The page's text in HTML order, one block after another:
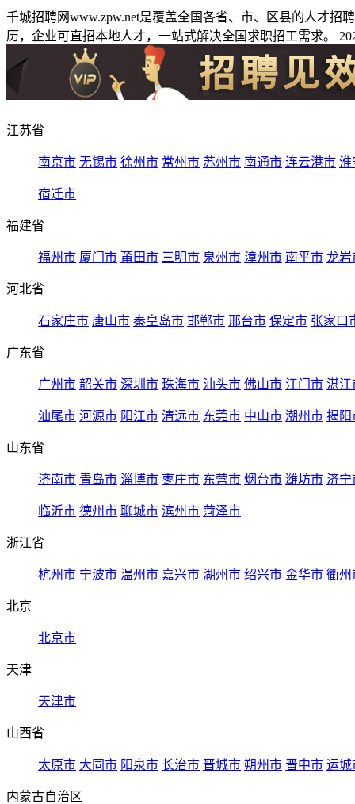
千城招聘网www.zpw.net是覆盖全国各省、市、区县的人才
历，企业可直招本地人才，一站式解决全国求职招工需求。
江苏省
南京市 无锡市 徐州市 常州市 苏州市 南通市 连云港市 淮
宿迁市
福建省
福州市 厦门市 莆田市 三明市 泉州市 漳州市 南平市 龙岩
河北省
石家庄市 唐山市 秦皇岛市 邯郸市 邢台市 保定市 张家口
广东省
广州市 韶关市 深圳市 珠海市 汕头市 佛山市 江门市 湛江
汕尾市 河源市 阳江市 清远市 东莞市 中山市 潮州市 揭阳
山东省
济南市 青岛市 淄博市 枣庄市 东营市 烟台市 潍坊市 济宁
临沂市 德州市 聊城市 滨州市 菏泽市
浙江省
杭州市 宁波市 温州市 嘉兴市 湖州市 绍兴市 金华市 衢州
北京
北京市
天津
天津市
山西省
太原市 大同市 阳泉市 长治市 晋城市 朔州市 晋中市 运城
内蒙古自治区